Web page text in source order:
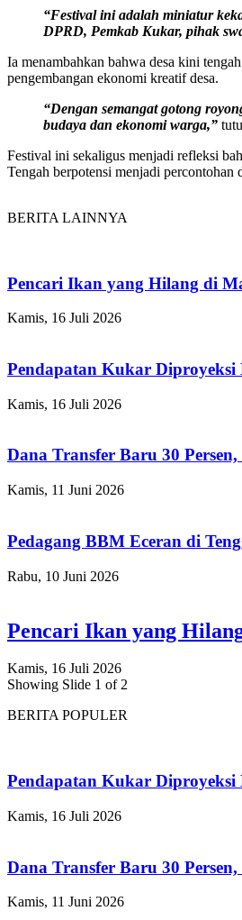
“Festival ini adalah miniatur
DPRD, Pemkab Kukar, pihak
Ia menambahkan bahwa desa kini
pengembangan ekonomi kreatif desa.
“Dengan semangat gotong
budaya dan ekonomi warga,”
Festival ini sekaligus menjadi refleksi
Tengah berpotensi menjadi percontohan
BERITA LAINNYA
Pencari Ikan yang Hilang di
Kamis, 16 Juli 2026
Pendapatan Kukar Diproyeksi
Kamis, 16 Juli 2026
Dana Transfer Baru 30
Kamis, 11 Juni 2026
Pedagang BBM Eceran di
Rabu, 10 Juni 2026
Pencari Ikan yang
Kamis, 16 Juli 2026
Showing Slide 1 of 2
BERITA POPULER
Pendapatan Kukar Diproyeksi
Kamis, 16 Juli 2026
Dana Transfer Baru 30
Kamis, 11 Juni 2026